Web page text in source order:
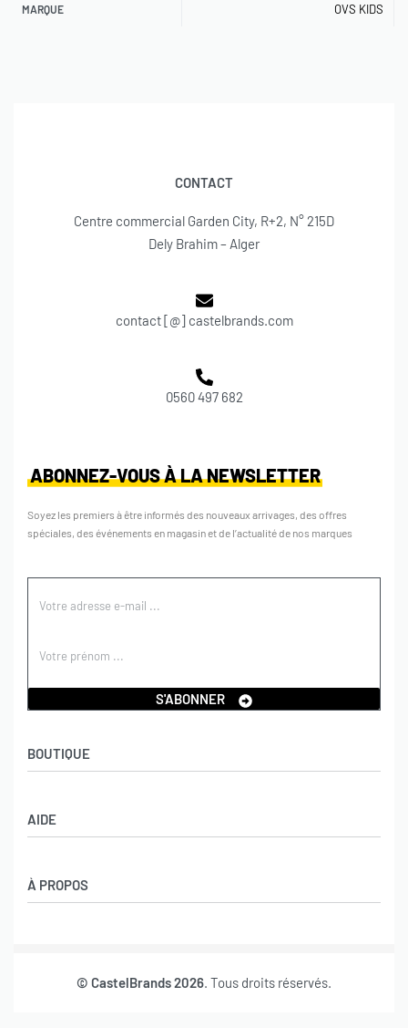
MARQUE OVS KIDS
CONTACT
Centre commercial Garden City, R+2, N° 215D
Dely Brahim – Alger
contact [@] castelbrands.com
0560 497 682
BOUTIQUE
Garçons
AIDE
Retours et échanges
À PROPOS
ABONNEZ-VOUS À LA NEWSLETTER
Soyez les premiers à être informés des nouveaux arrivages, des offres
spéciales, des événements en magasin et de l’actualité de nos marques
S'ABONNER
© CastelBrands 2026. Tous droits réservés.